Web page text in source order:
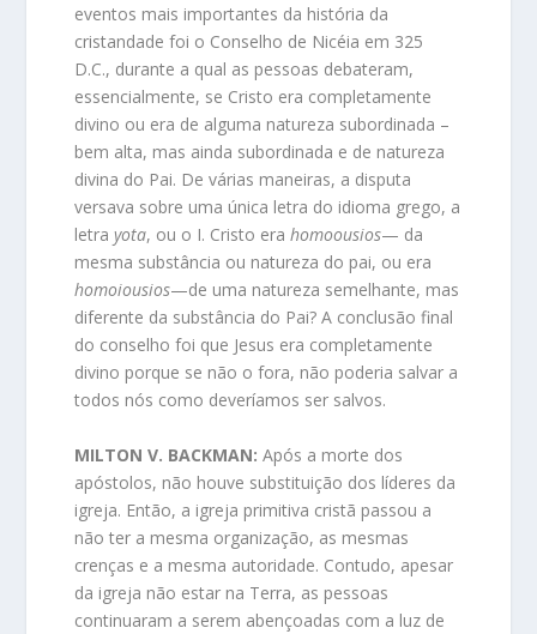
eventos mais importantes da história da
cristandade foi o Conselho de Nicéia em 325
D.C., durante a qual as pessoas debateram,
essencialmente, se Cristo era completamente
divino ou era de alguma natureza subordinada –
bem alta, mas ainda subordinada e de natureza
divina do Pai. De várias maneiras, a disputa
versava sobre uma única letra do idioma grego, a
letrayota, ou o I. Cristo erahomoousios— da
mesma substância ou natureza do pai, ou era
homoiousios—de uma natureza semelhante, mas
diferente da substância do Pai? A conclusão final
do conselho foi que Jesus era completamente
divino porque se não o fora, não poderia salvar a
todos nós como deveríamos ser salvos.
MILTON V. BACKMAN: Após a morte dos
apóstolos, não houve substituição dos líderes da
igreja. Então, a igreja primitiva cristã passou a
não ter a mesma organização, as mesmas
crenças e a mesma autoridade. Contudo, apesar
da igreja não estar na Terra, as pessoas
continuaram a serem abençoadas com a luz de